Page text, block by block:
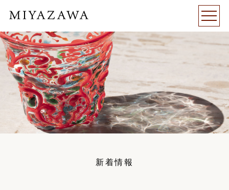
新着情報